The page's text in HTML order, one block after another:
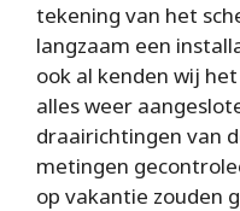
tekening van het
langzaam een
ook al kenden wij
alles weer
draairichtingen van
metingen
op vakantie zouden